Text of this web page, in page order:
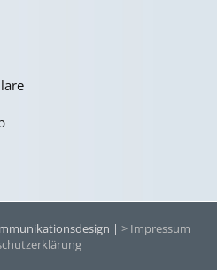
| > Impressum